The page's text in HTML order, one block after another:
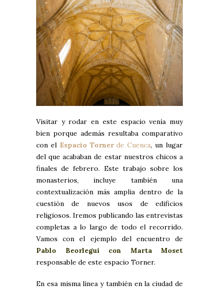
Visitar y rodar en este espacio venía muy
bien porque además resultaba comparativo
con el Espacio Tornerde Cuenca, un lugar
del que acababan de estar nuestros chicos a
finales de febrero. Este trabajo sobre los
monasterios, incluye también una
contextualización más amplia dentro de la
cuestión de nuevos usos de edificios
religiosos. Iremos publicando las entrevistas
completas a lo largo de todo el recorrido.
Vamos con el ejemplo del encuentro de
Pablo Beorlegui con Marta Moset
responsable de este espacio Torner.
En esa misma línea y también en la ciudad de